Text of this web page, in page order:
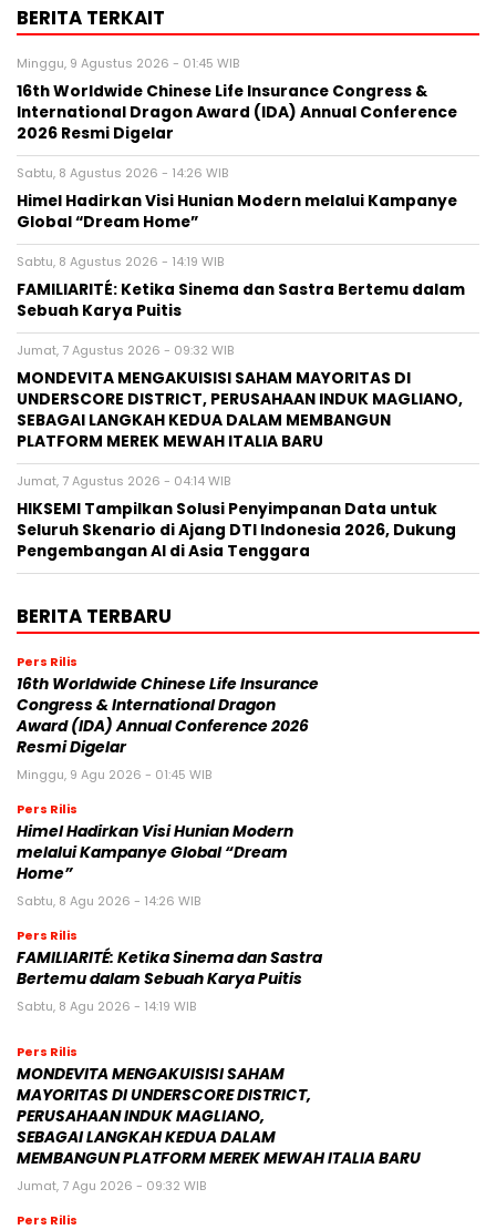
BERITA TERKAIT
Minggu, 9 Agustus 2026 - 01:45 WIB
16th Worldwide Chinese Life Insurance Congress &
International Dragon Award (IDA) Annual Conference
2026 Resmi Digelar
Sabtu, 8 Agustus 2026 - 14:26 WIB
Himel Hadirkan Visi Hunian Modern melalui Kampanye
Global “Dream Home”
Sabtu, 8 Agustus 2026 - 14:19 WIB
FAMILIARITÉ: Ketika Sinema dan Sastra Bertemu dalam
Sebuah Karya Puitis
Jumat, 7 Agustus 2026 - 09:32 WIB
MONDEVITA MENGAKUISISI SAHAM MAYORITAS DI
UNDERSCORE DISTRICT, PERUSAHAAN INDUK MAGLIANO,
SEBAGAI LANGKAH KEDUA DALAM MEMBANGUN
PLATFORM MEREK MEWAH ITALIA BARU
Jumat, 7 Agustus 2026 - 04:14 WIB
HIKSEMI Tampilkan Solusi Penyimpanan Data untuk
Seluruh Skenario di Ajang DTI Indonesia 2026, Dukung
Pengembangan AI di Asia Tenggara
BERITA TERBARU
Pers Rilis
16th Worldwide Chinese Life Insurance
Congress & International Dragon
Award (IDA) Annual Conference 2026
Resmi Digelar
Minggu, 9 Agu 2026 - 01:45 WIB
Pers Rilis
Himel Hadirkan Visi Hunian Modern
melalui Kampanye Global “Dream
Home”
Sabtu, 8 Agu 2026 - 14:26 WIB
Pers Rilis
FAMILIARITÉ: Ketika Sinema dan Sastra
Bertemu dalam Sebuah Karya Puitis
Sabtu, 8 Agu 2026 - 14:19 WIB
Pers Rilis
MONDEVITA MENGAKUISISI SAHAM
MAYORITAS DI UNDERSCORE DISTRICT,
PERUSAHAAN INDUK MAGLIANO,
SEBAGAI LANGKAH KEDUA DALAM
MEMBANGUN PLATFORM MEREK MEWAH ITALIA BARU
Jumat, 7 Agu 2026 - 09:32 WIB
Pers Rilis